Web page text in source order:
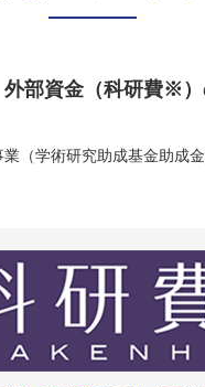
外部資金（科研費※
（学術研究助成基金助成